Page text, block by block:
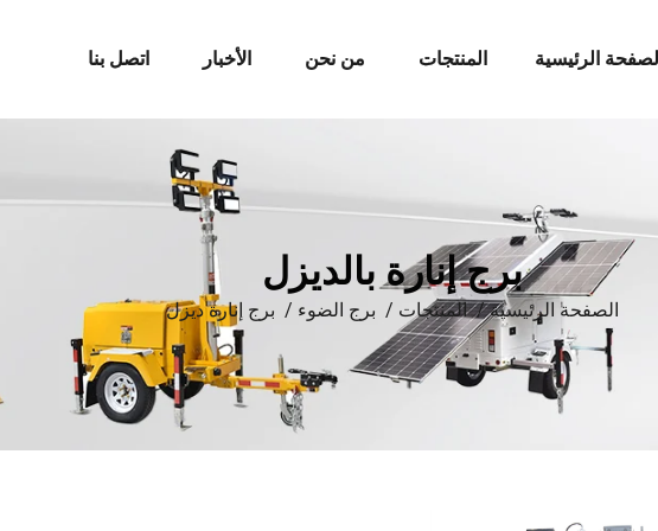
الرئيسية المنتجات من نحن الأخبار اتصل بنا
برج إنارة بالديزل
الصفحة الرئيسية/المنتجات / برج الضوء / برج إنارة ديزل